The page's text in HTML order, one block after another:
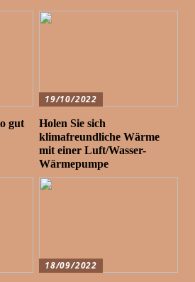
gut
19/10/2022
Holen Sie sich
klimafreundliche Wärme
mit einer Luft/Wasser-
Wärmepumpe
18/09/2022